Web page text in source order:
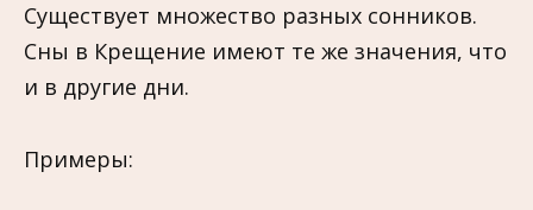
Существует множество разных сонников.
Сны в Крещение имеют те же значения, что
и в другие дни.
Примеры: